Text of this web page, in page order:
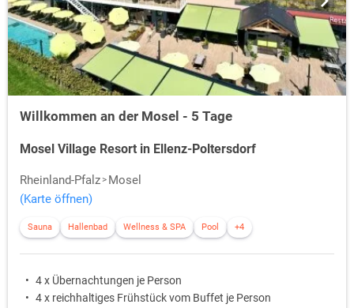
Willkommen an der Mosel - 5 Tage
Mosel Village Resort in Ellenz-Poltersdorf
Rheinland-Pfalz
Mosel
(Karte öffnen)
Sauna Hallenbad Wellness & SPA Pool +4
4 x Übernachtungen je Person
4 x reichhaltiges Frühstück vom Buffet je Person